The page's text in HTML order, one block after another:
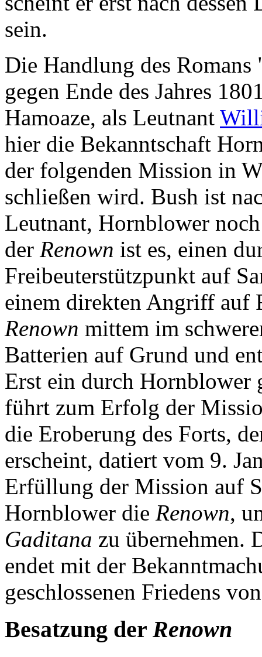
sein.
Die Handlung des
gegen Ende des Jahres
Hamoaze, als Leutnant
hier die Bekanntschaft
der folgenden Mission in
schließen wird. Bush ist
Leutnant, Hornblower
der Renown ist es, einen
Freibeuterstützpunkt auf
einem direkten Angriff auf
Renown mittem im
Batterien auf Grund und
Erst ein durch Hornblower
führt zum Erfolg der
die Eroberung des Forts,
erscheint, datiert vom 9.
Erfüllung der Mission auf
Hornblower die Renown,
Gaditana zu übernehmen.
endet mit der
geschlossenen Friedens
Besatzung der Renown